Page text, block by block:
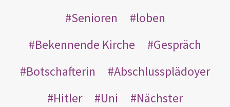
Senioren
loben
Bekennende Kirche
Gespräch
Botschafterin
Abschlussplädoyer
Hitler
Uni
Nächster